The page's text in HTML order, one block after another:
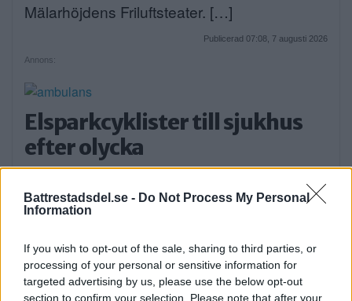
Battrestadsdel.se - Do Not Process My Personal
Information
If you wish to opt-out of the sale, sharing to third parties, or
processing of your personal or sensitive information for
targeted advertising by us, please use the below opt-out
section to confirm your selection. Please note that after your
Mälarhöjdens Friluftsteater. […]
Publicerad 07:08, 7 augusti 2026
Annons:
Elsparkcyklister till sjukhus
efter olycka
På onsdagskvällen körde en elsparkcykel in
i en […]
Alice, 17, sätter upp egen